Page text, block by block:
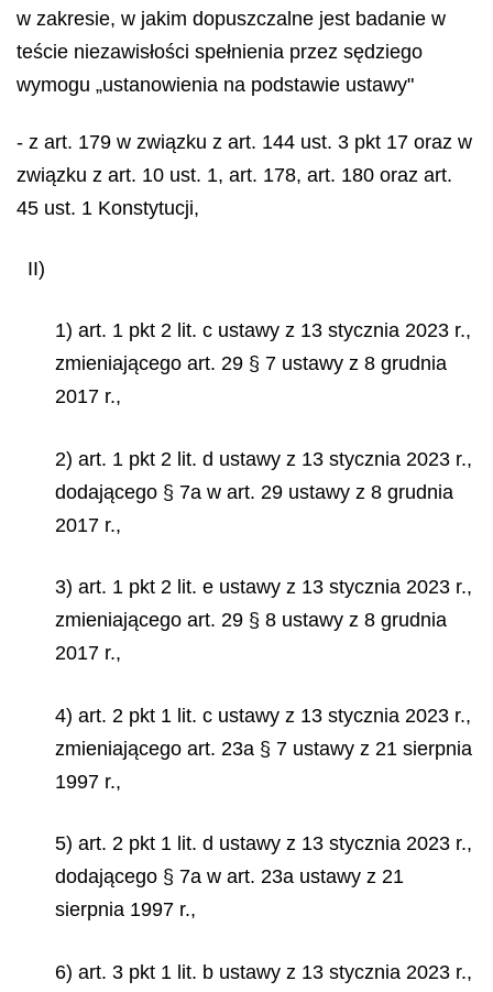
w zakresie, w jakim dopuszczalne jest badanie w
teście niezawisłości spełnienia przez sędziego
wymogu „ustanowienia na podstawie ustawy"
- z art. 179 w związku z art. 144 ust. 3 pkt 17 oraz w
związku z art. 10 ust. 1, art. 178, art. 180 oraz art.
45 ust. 1 Konstytucji,
II)
1) art. 1 pkt 2 lit. c ustawy z 13 stycznia 2023 r.,
zmieniającego art. 29 § 7 ustawy z 8 grudnia
2017 r.,
2) art. 1 pkt 2 lit. d ustawy z 13 stycznia 2023 r.,
dodającego § 7a w art. 29 ustawy z 8 grudnia
2017 r.,
3) art. 1 pkt 2 lit. e ustawy z 13 stycznia 2023 r.,
zmieniającego art. 29 § 8 ustawy z 8 grudnia
2017 r.,
4) art. 2 pkt 1 lit. c ustawy z 13 stycznia 2023 r.,
zmieniającego art. 23a § 7 ustawy z 21 sierpnia
1997 r.,
5) art. 2 pkt 1 lit. d ustawy z 13 stycznia 2023 r.,
dodającego § 7a w art. 23a ustawy z 21
sierpnia 1997 r.,
6) art. 3 pkt 1 lit. b ustawy z 13 stycznia 2023 r.,